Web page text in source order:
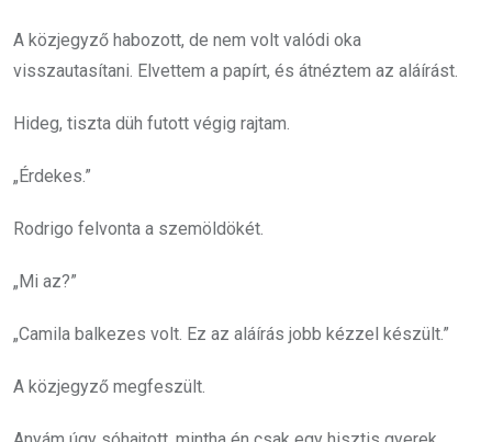
A közjegyző habozott, de nem volt valódi oka
visszautasítani. Elvettem a papírt, és átnéztem az aláírást.
Hideg, tiszta düh futott végig rajtam.
„Érdekes.”
Rodrigo felvonta a szemöldökét.
„Mi az?”
„Camila balkezes volt. Ez az aláírás jobb kézzel készült.”
A közjegyző megfeszült.